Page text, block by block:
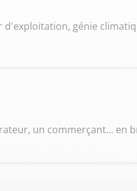
d'exploitation, génie
un commerçant... en